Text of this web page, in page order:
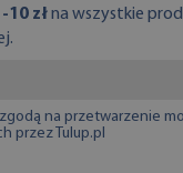
-10 złna wszystkie
na przetwarzenie
przez Tulup.pl